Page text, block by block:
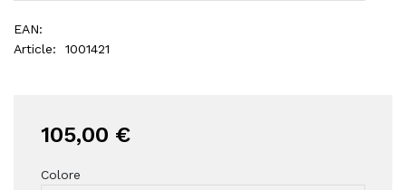
EAN:
Article:
1001421
105,00 €
Colore